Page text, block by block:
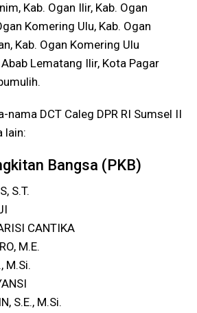
Kab. Ogan Ilir, Kab. Ogan
Komering Ulu, Kab. Ogan
Kab. Ogan Komering Ulu
Lematang Ilir, Kota Pagar
nama DCT Caleg DPR RI Sumsel II
lain:
Bangsa (PKB)
S.T.
CANTIKA
M.E.
M.Si.
S.E., M.Si.